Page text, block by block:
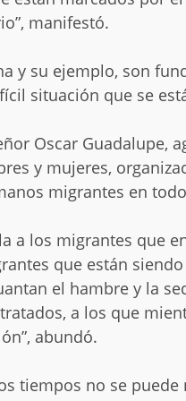
manifestó.
y su ejemplo, son
situación que se
Oscar Guadalupe,
y mujeres,
migrantes en
a los migrantes que
que están
el hambre y la
a los que
abundó.
tiempos no se